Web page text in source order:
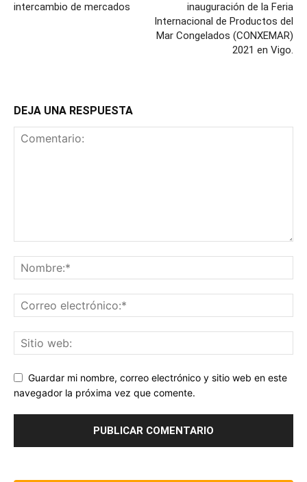
intercambio de mercados
inauguración de la Feria
Internacional de Productos del
Mar Congelados (CONXEMAR)
2021 en Vigo.
DEJA UNA RESPUESTA
Guardar mi nombre, correo electrónico y sitio web en este
navegador la próxima vez que comente.